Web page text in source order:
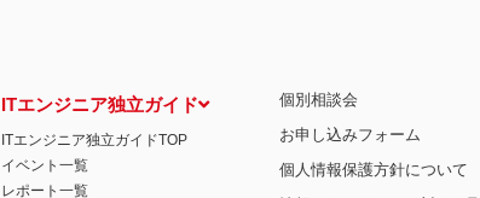
ITエンジニア独立ガイド
ITエンジニア独立ガイドTOP
イベント一覧
レポート一覧
個別相談会
お申し込みフォーム
個人情報保護方針について